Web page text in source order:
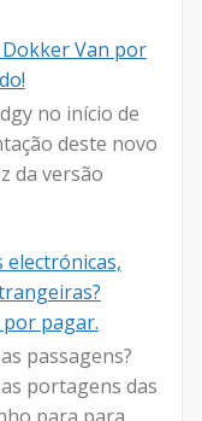
Dokker Van por
no início de
deste novo
da versão
pagar.
passagens?
portagens das